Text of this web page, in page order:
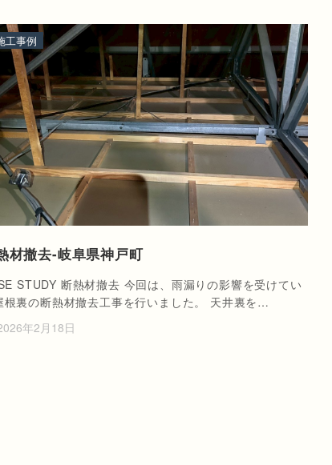
材撤去-岐阜県神戸町
STUDY 断熱材撤去 今回は、雨漏りの影響を受けてい
根裏の断熱材撤去工事を行いました。 天井裏を…
年2月18日
工事例